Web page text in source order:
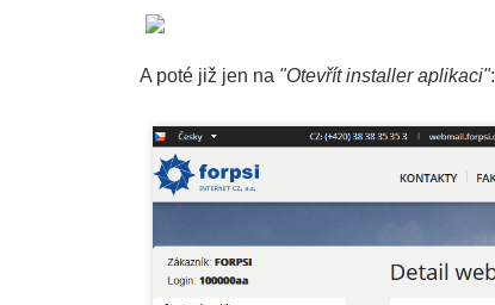
A poté již jen na "Otevřít installer aplikaci":